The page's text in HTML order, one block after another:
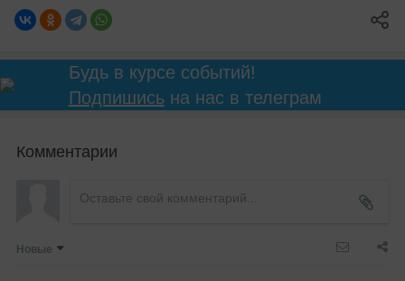
Будь в курсе событий!
Подпишисьна нас в телеграм
Комментарии
Новые